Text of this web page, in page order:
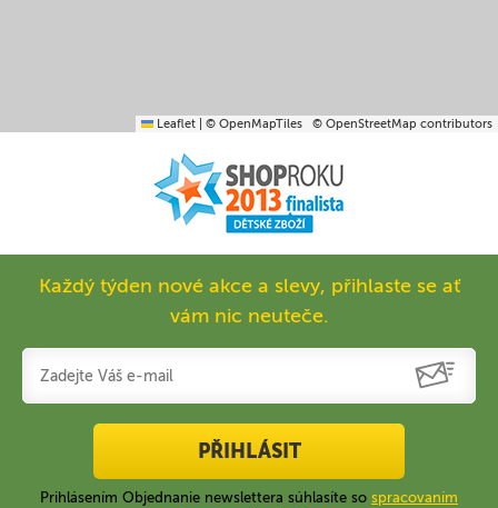
Leaflet © OpenMapTiles © OpenStreetMap contributors
Každý týden nové akce a slevy, přihlaste se ať
vám nic neuteče.
PŘIHLÁSIT
Prihlásením Objednanie newslettera súhlasíte so spracovaním